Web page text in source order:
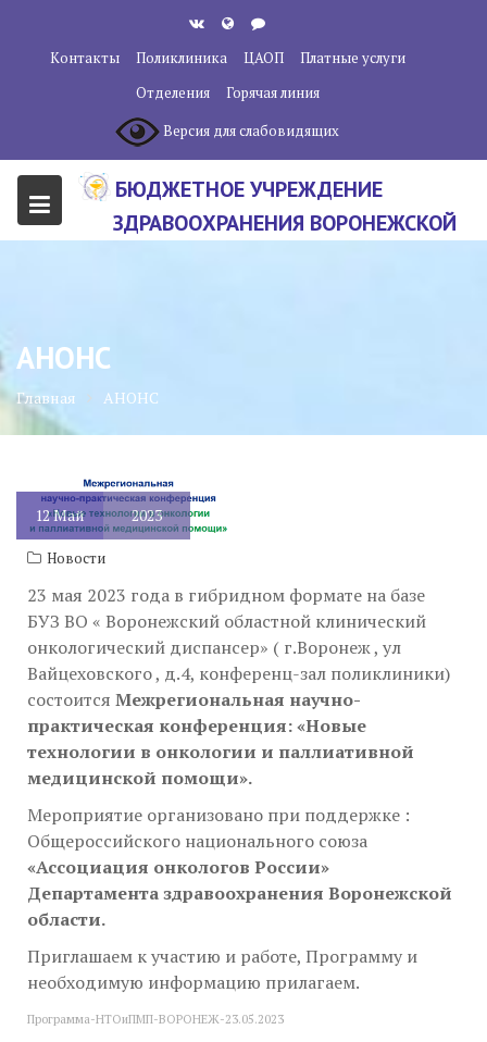
содержанию
Контакты Поликлиника ЦАОП
Платные услуги
Отделения
Горячая линия
Версия для слабовидящих
БЮДЖЕТНОЕ УЧРЕЖДЕНИЕ
ЗДРАВООХРАНЕНИЯ ВОРОНЕЖСКОЙ
АНОНС
Главная АНОНС
12Май 2023
Новости
23 мая 2023 года в гибридном формате на базе
БУЗ ВО « Воронежский областной клинический
онкологический диспансер» ( г.Воронеж , ул
Вайцеховского , д.4, конференц-зал поликлиники)
состоится Межрегиональная научно-
практическая конференция: «Новые
технологии в онкологии и паллиативной
медицинской помощи».
Мероприятие организовано при поддержке :
Общероссийского национального союза
«Ассоциация онкологов России»
Департамента здравоохранения Воронежской
области.
Приглашаем к участию и работе, Программу и
необходимую информацию прилагаем.
Программа-НТОиПМП-ВОРОНЕЖ-23.05.2023